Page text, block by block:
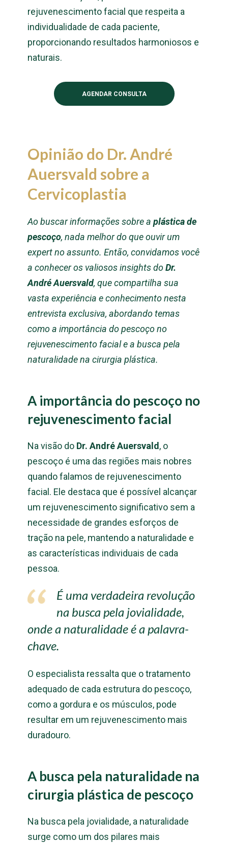
rejuvenescimento facial que respeita a
individualidade de cada paciente,
proporcionando resultados harmoniosos e
naturais.
AGENDAR CONSULTA
Opinião do Dr. André
Auersvald sobre a
Cervicoplastia
Ao buscar informações sobre a plástica de
pescoço, nada melhor do que ouvir um
expert no assunto. Então, convidamos você
a conhecer os valiosos insights doDr.
André Auersvald, que compartilha sua
vasta experiência e conhecimento nesta
entrevista exclusiva, abordando temas
como a importância do pescoço no
rejuvenescimento facial e a busca pela
naturalidade na cirurgia plástica.
A importância do pescoço no
rejuvenescimento facial
Na visão do Dr. André Auersvald , o
pescoço é uma das regiões mais nobres
quando falamos de rejuvenescimento
facial. Ele destaca que é possível alcançar
um rejuvenescimento significativo sem a
necessidade de grandes esforços de
tração na pele, mantendo a naturalidade e
as características individuais de cada
pessoa.
É uma verdadeira revolução
na busca pela jovialidade,
onde a naturalidade é a palavra-
chave.
O especialista ressalta que o tratamento
adequado de cada estrutura do pescoço,
como a gordura e os músculos, pode
resultar em um rejuvenescimento mais
duradouro.
A busca pela naturalidade na
cirurgia plástica de pescoço
Na busca pela jovialidade, a naturalidade
surge como um dos pilares mais